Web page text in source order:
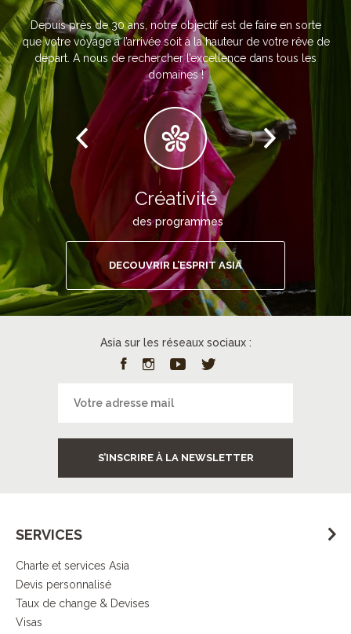
Depuis près de 30 ans, notre objectif est de faire en sorte
que votre voyage à l’arrivée soit à la hauteur de votre rêve de
départ. A nous de rechercher l’excellence dans tous les
domaines !
Créativité
des programmes
DECOUVRIR L’ESPRIT ASIA
Asia sur les réseaux sociaux :
S’INSCRIRE À LA NEWSLETTER
SERVICES
Charte et services Asia
Devis personnalisé
Taux de change & Devises
Visas